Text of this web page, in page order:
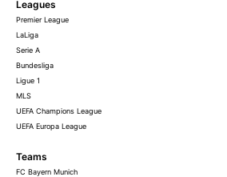
Leagues
Premier League
LaLiga
Serie A
Bundesliga
Ligue 1
MLS
UEFA Champions League
UEFA Europa League
Teams
FC Bayern Munich